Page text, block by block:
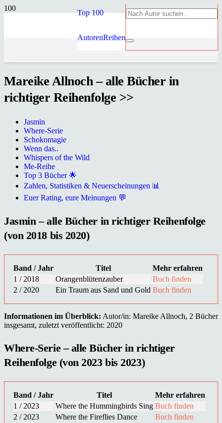
Top 100
AutorenReihen
Mareike Allnoch – alle Bücher in
richtiger Reihenfolge >>
Jasmin
Where-Serie
Schokomagie
Wenn das..
Whispers of the Wild
Me-Reihe
Top 3 Bücher 🌟
Zahlen, Statistiken & Neuerscheinungen 📊
Euer Rating, eure Meinungen 💬
Jasmin – alle Bücher in richtiger Reihenfolge
(von 2018 bis 2020)
Band / Jahr Titel
Mehr erfahren
1 / 2018
Orangenblütenzauber
Buch finden
2 / 2020
Ein Traum aus Sand und Gold Buch finden
Informationen im Überblick: Autor/in: Mareike Allnoch, 2 Bücher
insgesamt, zuletzt veröffentlicht: 2020
Where-Serie – alle Bücher in richtiger
Reihenfolge (von 2023 bis 2023)
Band / Jahr Titel
Mehr erfahren
1 / 2023
Where the Hummingbirds Sing Buch finden
2 / 2023
Where the Fireflies Dance Buch finden